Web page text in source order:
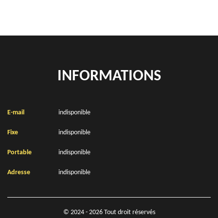
INFORMATIONS
E-mail indisponible
Fixe indisponible
Portable indisponible
Adresse indisponible
© 2024 - 2026 Tout droit réservés